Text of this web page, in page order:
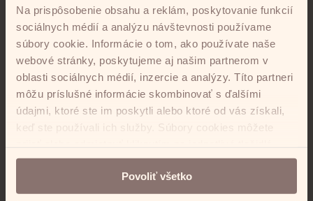
Na prispôsobenie obsahu a reklám, poskytovanie funkcií
sociálnych médií a analýzu návštevnosti používame
súbory cookie. Informácie o tom, ako používate naše
webové stránky, poskytujeme aj našim partnerom v
oblasti sociálnych médií, inzercie a analýzy. Títo partneri
môžu príslušné informácie skombinovať s ďalšími
údajmi, ktoré ste im poskytli alebo ktoré od vás získali,
keď ste používali ich služby. Súbory cookies môžete
V prípade odmietnutia bude táto webová stránka
spracovávať iba nevyhnutné cookies, ktoré slúžia na
zabezpečenie riadnej funkcionality webstránky.
Povoliť všetko